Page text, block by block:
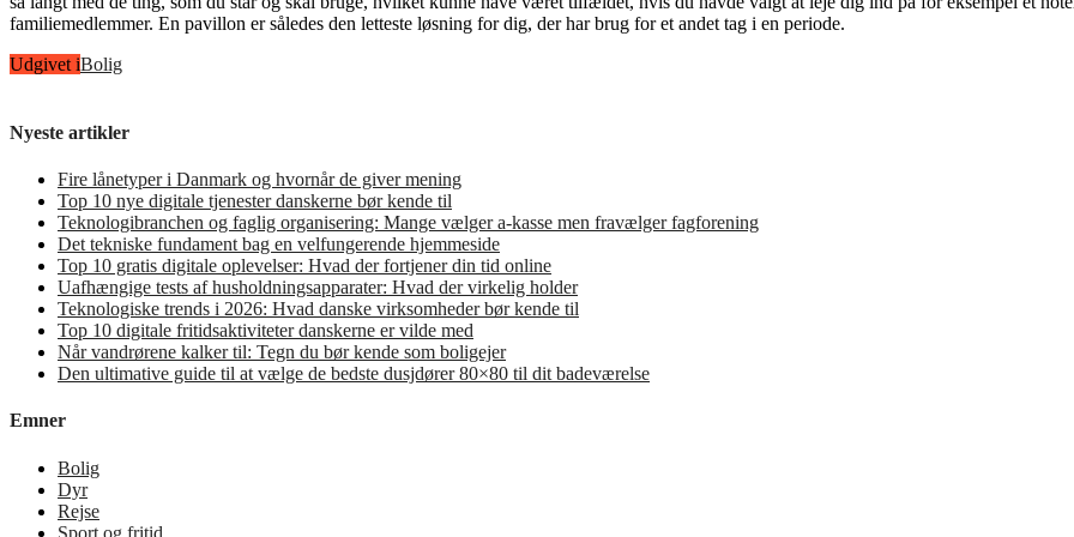
familiemedlemmer. En pavillon er således den letteste løsning for dig, der har brug for et andet tag i en periode.
Udgivet iBolig
Nyeste artikler
Fire lånetyper i Danmark og hvornår de giver mening
Top 10 nye digitale tjenester danskerne bør kende til
Teknologibranchen og faglig organisering: Mange vælger a-kasse men fravælger fagforening
Det tekniske fundament bag en velfungerende hjemmeside
Top 10 gratis digitale oplevelser: Hvad der fortjener din tid online
Uafhængige tests af husholdningsapparater: Hvad der virkelig holder
Teknologiske trends i 2026: Hvad danske virksomheder bør kende til
Top 10 digitale fritidsaktiviteter danskerne er vilde med
Når vandrørene kalker til: Tegn du bør kende som boligejer
Den ultimative guide til at vælge de bedste dusjdører 80×80 til dit badeværelse
Emner
Bolig
Dyr
Rejse
Sport og fritid